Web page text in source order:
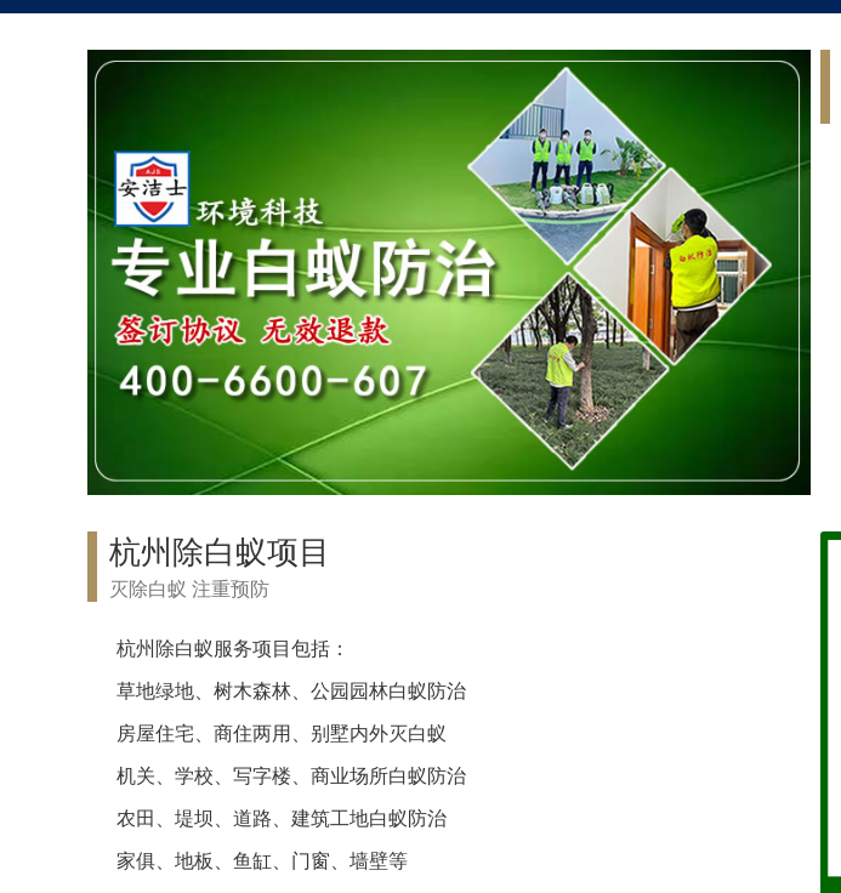
杭州除白蚁项目
灭除白蚁 注重预防
杭州除白蚁服务项目包括：
草地绿地、树木森林、公园园林白蚁防治
房屋住宅、商住两用、别墅内外灭白蚁
机关、学校、写字楼、商业场所白蚁防治
农田、堤坝、道路、建筑工地白蚁防治
家俱、地板、鱼缸、门窗、墙壁等